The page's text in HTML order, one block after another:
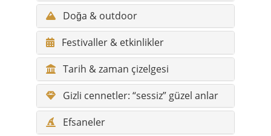
Doğa & outdoor
Festivaller & etkinlikler
Tarih & zaman çizelgesi
Gizli cennetler: “sessiz” güzel anlar
Efsaneler